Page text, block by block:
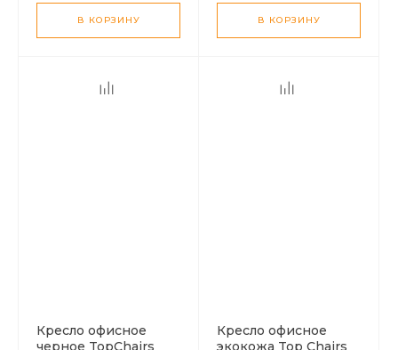
В КОРЗИНУ В КОРЗИНУ
Кресло офисное
черное TopChairs
Кресло офисное
экокожа Top Chairs